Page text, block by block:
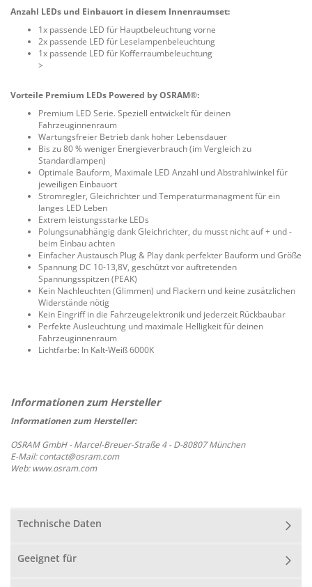
Anzahl LEDs und Einbauort in diesem Innenraumset:
1x passende LED für Hauptbeleuchtung vorne
2x passende LED für Leselampenbeleuchtung
1x passende LED für Kofferraumbeleuchtung
>
Vorteile Premium LEDs Powered by OSRAM®:
Premium LED Serie. Speziell entwickelt für deinen
Fahrzeuginnenraum
Wartungsfreier Betrieb dank hoher Lebensdauer
Bis zu 80 % weniger Energieverbrauch (im Vergleich zu
Standardlampen)
Optimale Bauform, Maximale LED Anzahl und Abstrahlwinkel für
jeweiligen Einbauort
Stromregler, Gleichrichter und Temperaturmanagment für ein
langes LED Leben
Extrem leistungsstarke LEDs
Polungsunabhängig dank Gleichrichter, du musst nicht auf + und -
beim Einbau achten
Einfacher Austausch Plug & Play dank perfekter Bauform und Größe
Spannung DC 10-13,8V, geschützt vor auftretenden
Spannungsspitzen (PEAK)
Kein Nachleuchten (Glimmen) und Flackern und keine zusätzlichen
Widerstände nötig
Kein Eingriff in die Fahrzeugelektronik und jederzeit Rückbaubar
Perfekte Ausleuchtung und maximale Helligkeit für deinen
Fahrzeuginnenraum
Lichtfarbe: In Kalt-Weiß 6000K
Informationen zum Hersteller:
OSRAM GmbH - Marcel-Breuer-Straße 4 - D-80807 München
E-Mail: contact@osram.com
Web: www.osram.com
Technische Daten
Geeignet für